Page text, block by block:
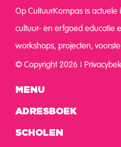
Op CultuurKompas is
cultuur- en erfgoed educatie
workshops, projecten,
© Copyright 2026
MENU
ADRESBOEK
SCHOLEN